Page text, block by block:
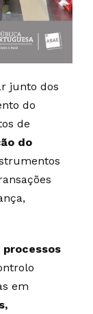
junto dos
do
de
do
processos
em